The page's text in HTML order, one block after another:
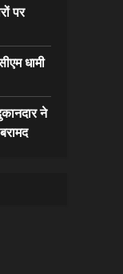
पर
धामी
ने